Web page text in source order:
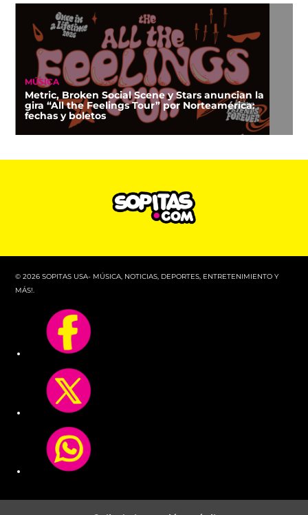
MÚSICA
Metric, Broken Social Scene y Stars anuncian la
gira “All the Feelings Tour” por Norteamérica:
fechas y boletos
© 2026 SOPITAS USA- MÚSICA, NOTICIAS, DEPORTES, ENTRETENIMIENTO Y
MÁS!.